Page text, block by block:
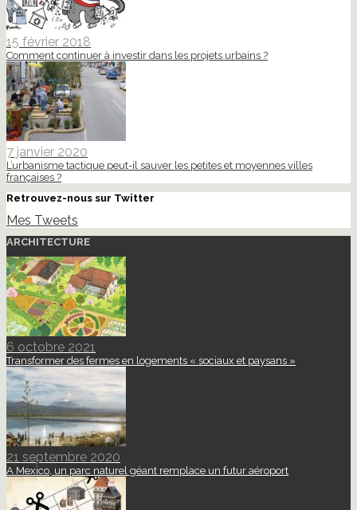
15 février 2018
Comment continuer à investir dans les projets urbains ?
7 janvier 2020
L’urbanisme tactique peut-il sauver les petites et moyennes villes
françaises ?
Retrouvez-nous sur Twitter
Mes Tweets
ARCHITECTURE
6 octobre 2021
Transformer des fermes en logements « sociaux et paysans »
21 septembre 2020
A Mexico, un parc naturel géant remplace un futur aéroport